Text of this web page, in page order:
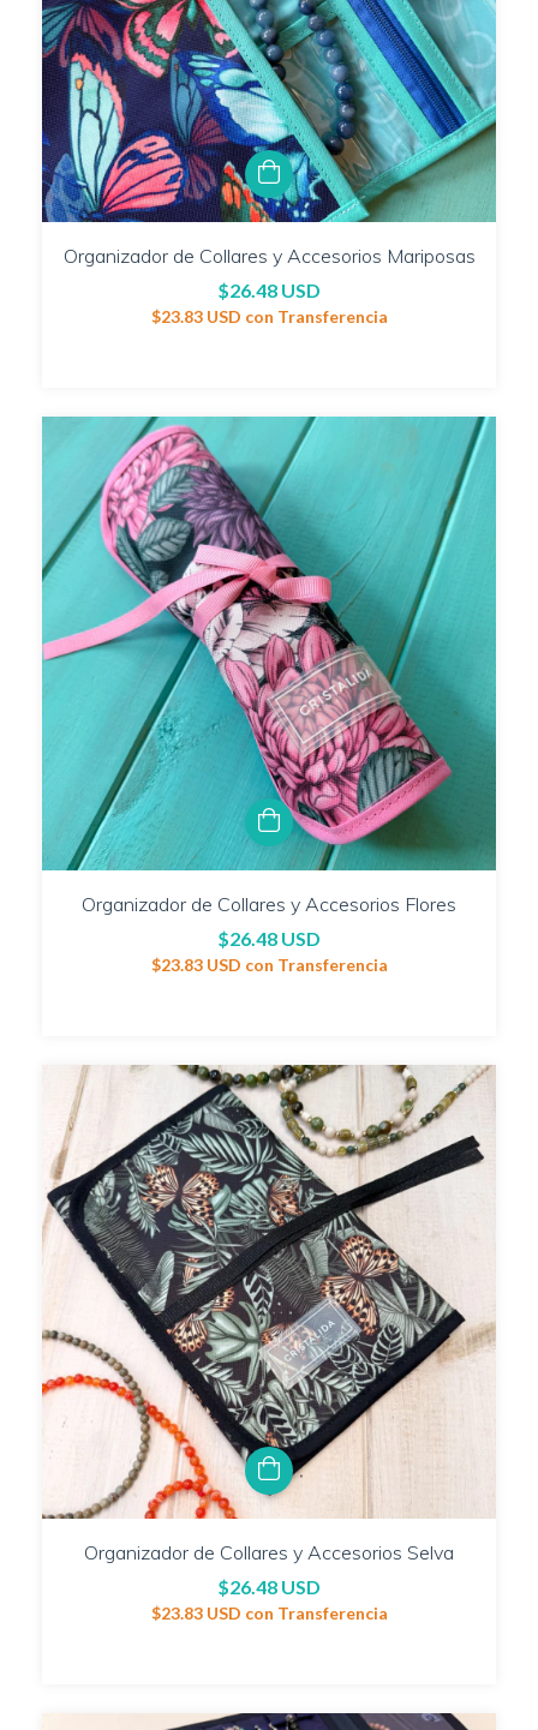
Organizador de Collares y Accesorios Mariposas
$26.48 USD
$23.83 USD con Transferencia
Organizador de Collares y Accesorios Flores
$26.48 USD
$23.83 USD con Transferencia
Organizador de Collares y Accesorios Selva
$26.48 USD
$23.83 USD con Transferencia